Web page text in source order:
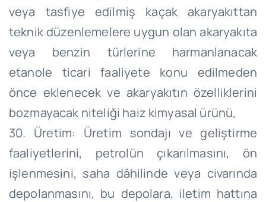
veya tasfiye edilmiş kaçak akaryakıttan
teknik düzenlemelere uygun olan akaryakıta
veya benzin türlerine harmanlanacak
etanole ticari faaliyete konu edilmeden
önce eklenecek ve akaryakıtın özelliklerini
bozmayacak niteliği haiz kimyasal ürünü,
30. Üretim: Üretim sondajı ve geliştirme
faaliyetlerini, petrolün çıkarılmasını, ön
işlenmesini, saha dâhilinde veya civarında
depolanmasını, bu depolara, iletim hattına